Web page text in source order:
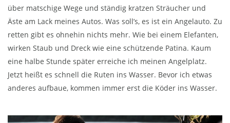
über matschige Wege und ständig kratzen Sträucher und
Äste am Lack meines Autos. Was soll’s, es ist ein Angelauto. Zu
retten gibt es ohnehin nichts mehr. Wie bei einem Elefanten,
wirken Staub und Dreck wie eine schützende Patina. Kaum
eine halbe Stunde später erreiche ich meinen Angelplatz.
Jetzt heißt es schnell die Ruten ins Wasser. Bevor ich etwas
anderes aufbaue, kommen immer erst die Köder ins Wasser.